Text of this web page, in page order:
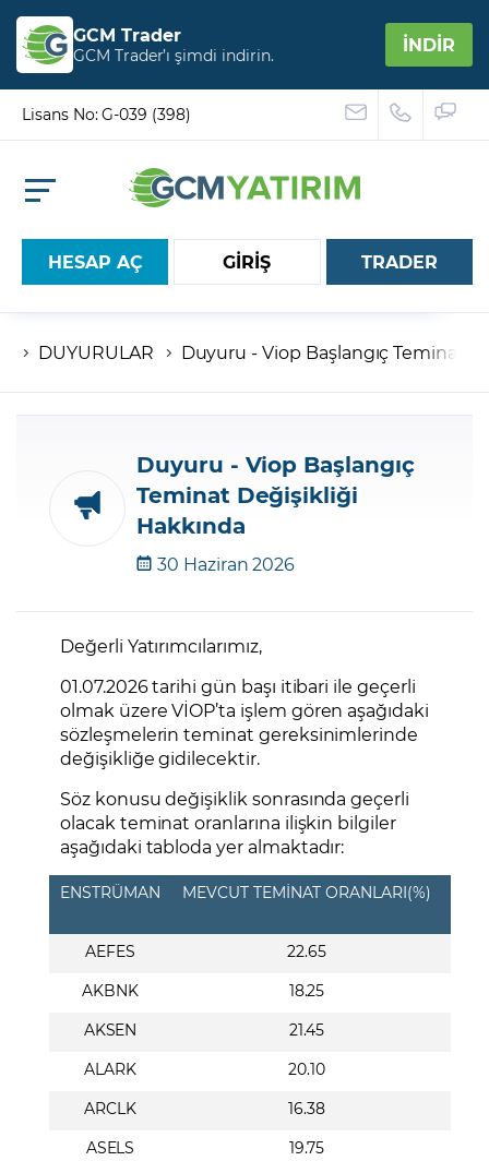
GCM Trader
GCM Trader’ı şimdi indirin. İNDİR
Lisans No: G-039 (398)
HESAP AÇ GİRİŞ
Hesap numaranız
Şifreniz
Şifremi Unuttum
TRADER
DUYURULAR Duyuru - Viop Başlangıç Teminat
Duyuru - Viop Başlangıç
Teminat Değişikliği
Hakkında
30 Haziran 2026
Değerli Yatırımcılarımız,
01.07.2026 tarihi gün başı itibari ile geçerli
olmak üzere VİOP’ta işlem gören aşağıdaki
sözleşmelerin teminat gereksinimlerinde
değişikliğe gidilecektir.
Söz konusu değişiklik sonrasında geçerli
olacak teminat oranlarına ilişkin bilgiler
aşağıdaki tabloda yer almaktadır:
ENSTRÜMAN
MEVCUT TEMİNAT ORANLARI(%)
AEFES
22.65
AKBNK
18.25
AKSEN
21.45
ALARK
20.10
ARCLK
16.38
ASELS
19.75